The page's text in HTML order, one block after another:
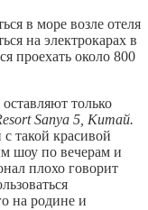
в море возле отеля
на электрокарах в
проехать около 800
только
Sanya 5, Китай.
с такой красивой
шоу по вечерам и
плохо говорит
на родине и